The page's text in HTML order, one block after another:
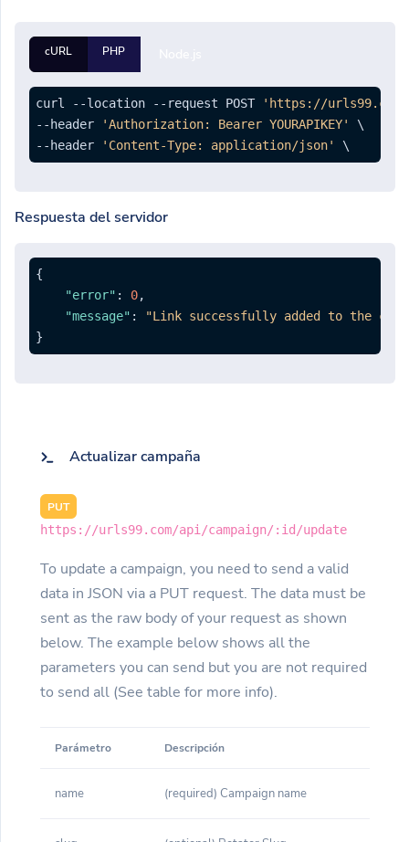
cURL PHP
curl --location --request POST
'https://
--header
'Authorization: Bearer YOURAPIKEY'
\
--header
'Content-Type: application/json'
Respuesta del servidor
{
"error" : 0,
"message" :
"Link successfully added to the
}
Actualizar campaña
PUT
https://urls99.com/api/campaign/:id/update
To update a campaign, you need to send a valid
data in JSON via a PUT request. The data must be
sent as the raw body of your request as shown
below. The example below shows all the
parameters you can send but you are not required
to send all (See table for more info).
Parámetro Descripción
name (required) Campaign name